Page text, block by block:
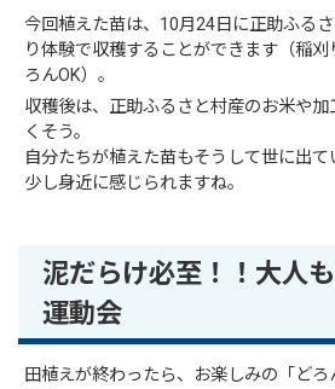
今回植えた苗は、10月24日に正助ふる
り体験で収穫することができます（稲
ろんOK）。
収穫後は、正助ふるさと村産のお米や
くそう。
自分たちが植えた苗もそうして世に出
少し身近に感じられますね。
泥だらけ必至！！大人
運動会
田植えが終わったら、お楽しみの「ど